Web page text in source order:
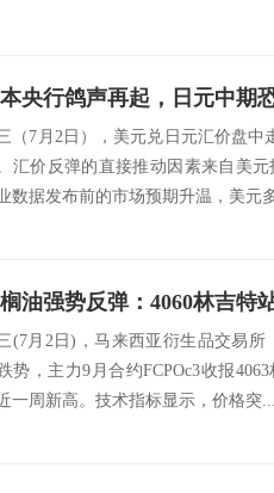
本央行鸽声再起，日元中期
（7月2日），美元兑日元汇价盘中
汇价反弹的直接推动因素来自美
数据发布前的市场预期升温，美元
(7月2日)，马来西亚衍生品交易
势，主力9月合约FCPOc3收报
一周新高。技术指标显示，价格突